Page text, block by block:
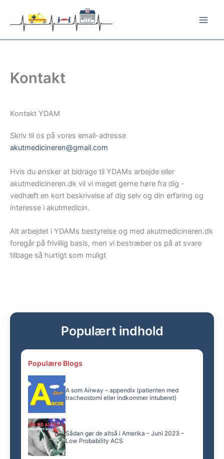
indholdet
Kontakt
Kontakt YDAM
Skriv til os på vores email-adresse
akutmedicineren@gmail.com
Hvis du ønsker at bidrage til YDAMs arbejde eller
akutmedicineren.dk vil vi meget gerne høre fra dig -
vedhæft en kort beskrivelse af dig selv og din erfaring og
interesse i akutmedicin.
Alt arbejdet i YDAMs bestyrelse og med akutmedicineren.dk
foregår på frivillig basis, men vi bestræber os på at svare
tilbage så hurtigt som muligt
Populært indhold
Populære Blogs
A som Airway – appendix (patienten med
tracheostomi eller indkommer intuberet)
Sådan gør de altså i Amerika – Juni 2023 –
Low Probability ACS